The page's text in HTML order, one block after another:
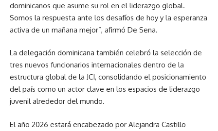
dominicanos que asume su rol en el liderazgo global.
Somos la respuesta ante los desafíos de hoy y la esperanza
activa de un mañana mejor”, afirmó De Sena.
La delegación dominicana también celebró la selección de
tres nuevos funcionarios internacionales dentro de la
estructura global de la JCI, consolidando el posicionamiento
del país como un actor clave en los espacios de liderazgo
juvenil alrededor del mundo.
El año 2026 estará encabezado por Alejandra Castillo